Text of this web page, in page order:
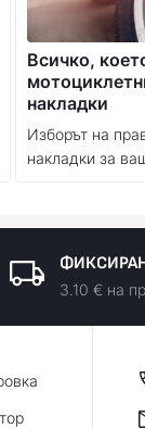
Всичко,
накладки
Изборът на
накладки за
3.10 € на